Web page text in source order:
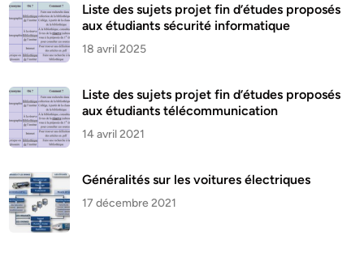
Liste des sujets projet fin d’études proposés
aux étudiants sécurité informatique
18 avril 2025
Liste des sujets projet fin d’études proposés
aux étudiants télécommunication
14 avril 2021
Généralités sur les voitures électriques
17 décembre 2021